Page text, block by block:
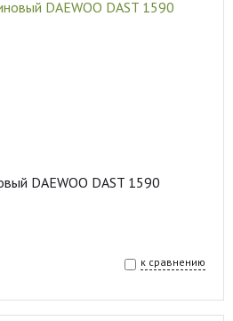
DAEWOO DAST 1590
к сравнению